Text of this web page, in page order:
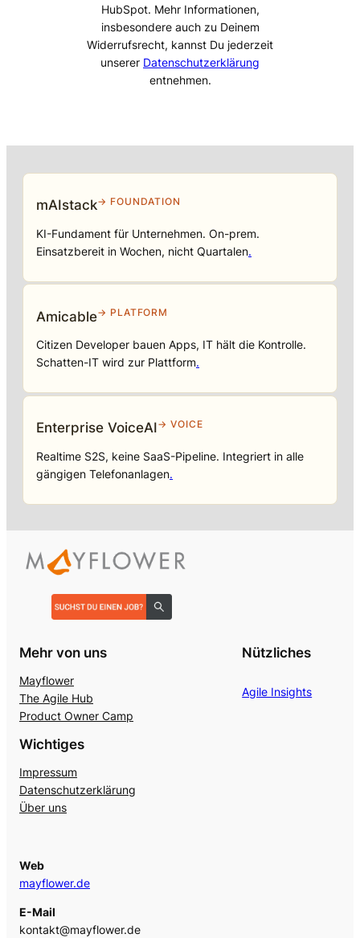
HubSpot. Mehr Informationen,
insbesondere auch zu Deinem
Widerrufsrecht, kannst Du jederzeit
unserer Datenschutzerklärung
entnehmen.
mAIstack→ FOUNDATION
KI-Fundament für Unternehmen. On-prem.
Einsatzbereit in Wochen, nicht Quartalen.
Amicable→ PLATFORM
Citizen Developer bauen Apps, IT hält die Kontrolle.
Schatten-IT wird zur Plattform.
Enterprise VoiceAI→ VOICE
Realtime S2S, keine SaaS-Pipeline. Integriert in alle
gängigen Telefonanlagen.
Mehr von uns
Mayflower
The Agile Hub
Product Owner Camp
Nützliches
Agile Insights
Wichtiges
Impressum
Datenschutzerklärung
Über uns
Web
mayflower.de
E-Mail
kontakt@mayflower.de